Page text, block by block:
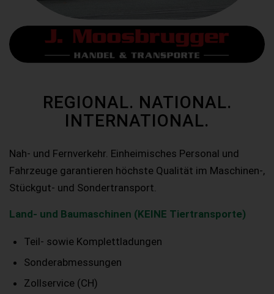
REGIONAL. NATIONAL.
INTERNATIONAL.
Nah- und Fernverkehr. Einheimisches Personal und
Fahrzeuge garantieren höchste Qualität im Maschinen-,
Stückgut- und Sondertransport.
Land- und Baumaschinen (KEINE Tiertransporte)
Teil- sowie Komplettladungen
Sonderabmessungen
Zollservice (CH)